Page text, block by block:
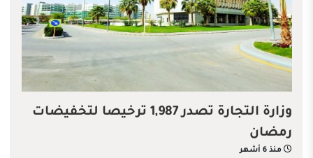
وزارة التجارة تصدر 1,987 ترخيصا لتخفيضات
رمضان
منذ 6 أشهر